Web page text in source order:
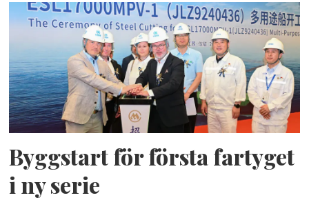
Byggstart för första fartyget
i ny serie